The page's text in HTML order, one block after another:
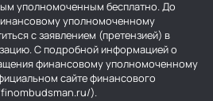
уполномоченным бесплатно. До
уполномоченному
с заявлением (претензией) в
С подробной информацией о
финансовому уполномоченному
сайте финансового
).